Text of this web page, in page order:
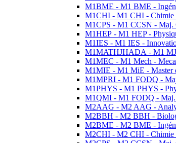
M1BME - M1 BME -
M1CHI - M1 CHI - Chimie
M1CPS - M1 CCSN - Maj.
M1HEP - M1 HEP -
M1IES - M1 IES -
M1MATHJHADA - M1
M1MEC - M1 Mech -
M1MIE - M1 MiE - Master
M1MPRI - M1 FODQ -
M1PHYS - M1 PHYS -
M1QMI - M1 FODQ - Maj.
M2AAG - M2 AAG -
M2BBH - M2 BBH -
M2BME - M2 BME -
M2CHI - M2 CHI - Chimie